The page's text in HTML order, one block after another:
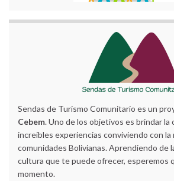
Sendas de Turismo Comunitario es un
Cebem. Uno de los objetivos es brindar
increíbles experiencias conviviendo con la
comunidades Bolivianas. Aprendiendo de
cultura que te puede ofrecer, esperemos
momento.